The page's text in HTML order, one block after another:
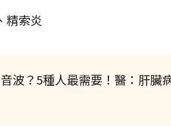
精索炎
波？5種人最需要！醫：肝臟